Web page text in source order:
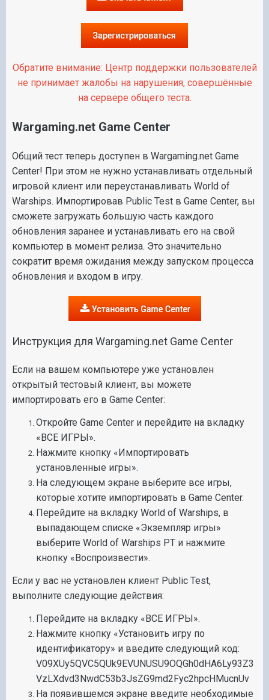
Обратите внимание: Центр поддержки пользователей
не принимает жалобы на нарушения, совершённые
на сервере общего теста.
Wargaming.net Game Center
Общий тест теперь доступен в Wargaming.net Game
Center! При этом не нужно устанавливать отдельный
игровой клиент или переустанавливать World of
Warships. Импортировав Public Test в Game Center, вы
сможете загружать большую часть каждого
обновления заранее и устанавливать его на свой
компьютер в момент релиза. Это значительно
сократит время ожидания между запуском процесса
обновления и входом в игру.
Инструкция для Wargaming.net Game Center
Если на вашем компьютере уже установлен
открытый тестовый клиент, вы можете
импортировать его в Game Center:
Откройте Game Center и перейдите на вкладку
«ВСЕ ИГРЫ».
Нажмите кнопку «Импортировать
установленные игры».
На следующем экране выберите все игры,
которые хотите импортировать в Game Center.
Перейдите на вкладку World of Warships, в
выпадающем списке «Экземпляр игры»
выберите World of Warships PT и нажмите
кнопку «Воспроизвести».
Если у вас не установлен клиент Public Test,
выполните следующие действия:
Перейдите на вкладку «ВСЕ ИГРЫ».
Нажмите кнопку «Установить игру по
идентификатору» и введите следующий код:
V09XUy5QVC5QUk9EVUNUSU9OQGh0dHA6Ly93Z3
VzLXdvd3NwdC53b3JsZG9md2Fyc2hpcHMucnUv
На появившемся экране введите необходимые